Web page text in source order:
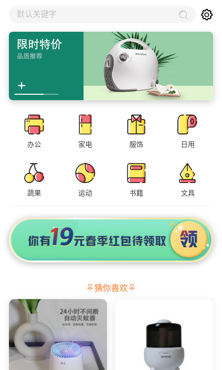
默认关键字
办公 家电 服饰 日用
蔬果 运动 书籍 文具
猜你喜欢